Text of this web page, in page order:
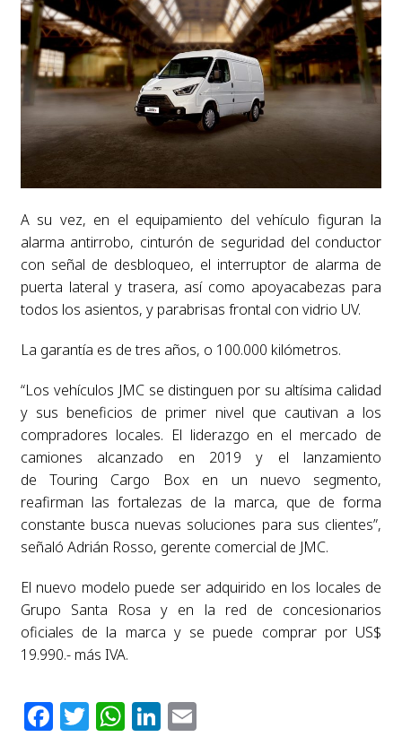
A su vez, en el equipamiento del vehículo figuran la
alarma antirrobo, cinturón de seguridad del conductor
con señal de desbloqueo, el interruptor de alarma de
puerta lateral y trasera, así como apoyacabezas para
todos los asientos, y parabrisas frontal con vidrio UV.
La garantía es de tres años, o 100.000 kilómetros.
“Los vehículos JMC se distinguen por su altísima calidad
y sus beneficios de primer nivel que cautivan a los
compradores locales. El liderazgo en el mercado de
camiones alcanzado en 2019 y el lanzamiento
de Touring Cargo Box en un nuevo segmento,
reafirman las fortalezas de la marca, que de forma
constante busca nuevas soluciones para sus clientes”,
señaló Adrián Rosso, gerente comercial de JMC.
El nuevo modelo puede ser adquirido en los locales de
Grupo Santa Rosa y en la red de concesionarios
oficiales de la marca y se puede comprar por US$
19.990.- más IVA.
Facebook
Twitter
WhatsApp
LinkedIn
Email